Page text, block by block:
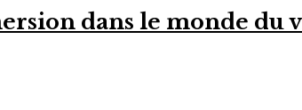
dans le monde du